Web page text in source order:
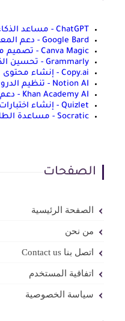
ChatGPT - مساعد الذكاء الاصطناعي للمعلمين
Google Bard - دعم المعلمين في البحث والمحتوى
Canva Magic - تصميم موارد تعليمية بسهولة
Grammarly - تحسين الكتابة الأكاديمية
Copy.ai - إنشاء محتوى تعليمي بالذكاء الاصطناعي
Notion AI - تنظيم الدروس والمهام
Khan Academy AI - دعم التدريس بالذكاء الاصطناعي
Quizlet - إنشاء اختبارات وبطاقات تعليمية ذكية
Socratic - مساعدة الطلاب في حل الواجبات
الصفحات
الصفحة الرئيسية
من نحن
اتصل بنا Contact us
اتفاقية المستخدم
سياسة الخصوصية